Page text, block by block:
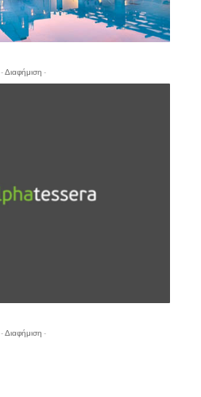
- Διαφήμιση -
- Διαφήμιση -